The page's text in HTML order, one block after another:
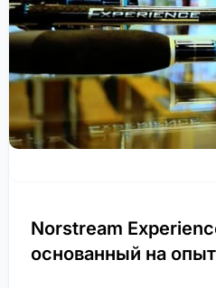
Norstream
основанный на